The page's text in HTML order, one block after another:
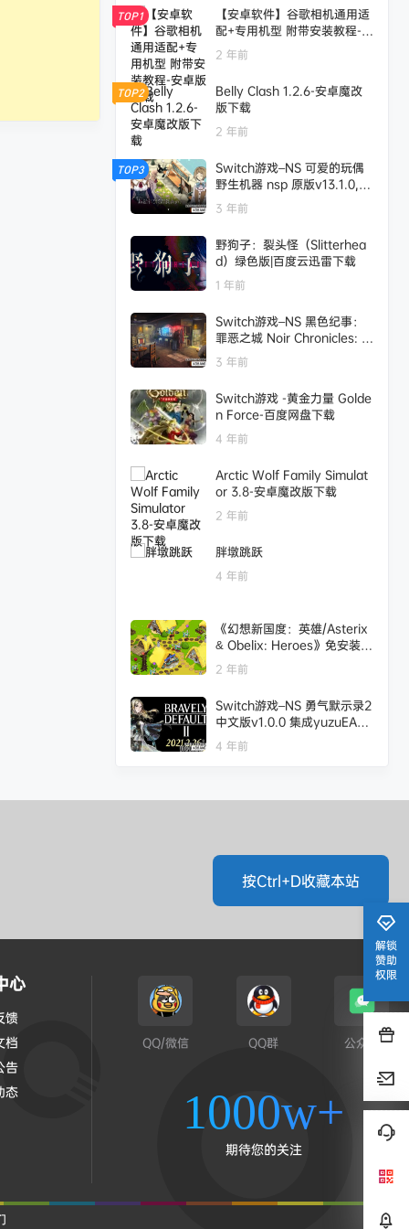
TOP1
【安卓软件】谷歌相机通用适
配+专用机型 附带安装教程-安
卓版下载
2 年前
TOP2
Belly Clash 1.2.6-安卓魔改
版下载
2 年前
TOP3
Switch游戏–NS 可爱的玩偶
野生机器 nsp 原版v13.1.0,百
度云下载
3 年前
野狗子：裂头怪（Slitterhea
d）绿色版|百度云迅雷下载
1 年前
Switch游戏–NS 黑色纪事：
罪恶之城 Noir Chronicles: Ci
ty of Crime,百度云下载
3 年前
Switch游戏 -黄金力量 Golde
n Force-百度网盘下载
4 年前
Arctic Wolf Family Simulat
or 3.8-安卓魔改版下载
2 年前
胖墩跳跃
4 年前
《幻想新国度：英雄/Asterix
& Obelix: Heroes》免安装
版|迅雷百度云下载
2 年前
Switch游戏–NS 勇气默示录2
中文版v1.0.0 集成yuzuEA20
74模拟器,百度云下载
4 年前
解锁
赞助
权限
按Ctrl+D收藏本站
心
馈
档
告
态
QQ/微信 QQ群 公众号
1000w+
期待您的关注